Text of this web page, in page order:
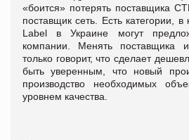
«боится» потерять поставщика
поставщик сеть. Есть категории, в
Label в Украине могут
компании. Менять поставщика
только говорит, что сделает
быть уверенным, что новый
производство необходимых
уровнем качества.